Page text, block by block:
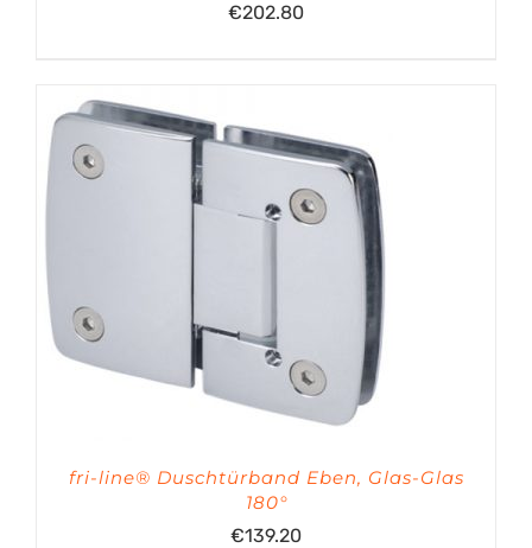
€202.80
fri-line® Duschtürband Eben, Glas-Glas
180°
€139.20